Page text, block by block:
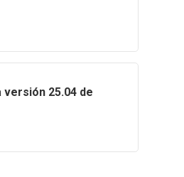
versión 25.04 de